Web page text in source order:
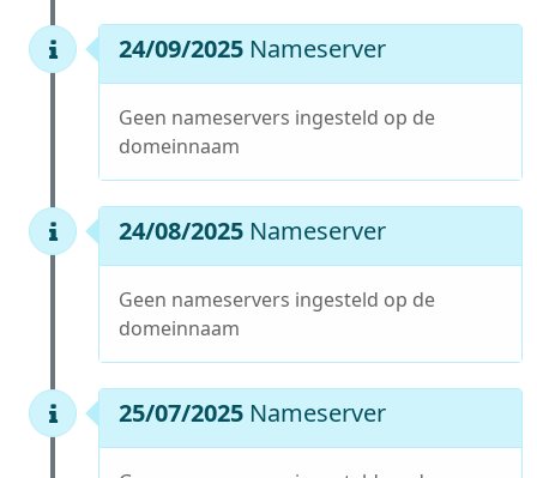
24/09/2025 Nameserver
Geen nameservers ingesteld op de
domeinnaam
24/08/2025 Nameserver
Geen nameservers ingesteld op de
domeinnaam
25/07/2025 Nameserver